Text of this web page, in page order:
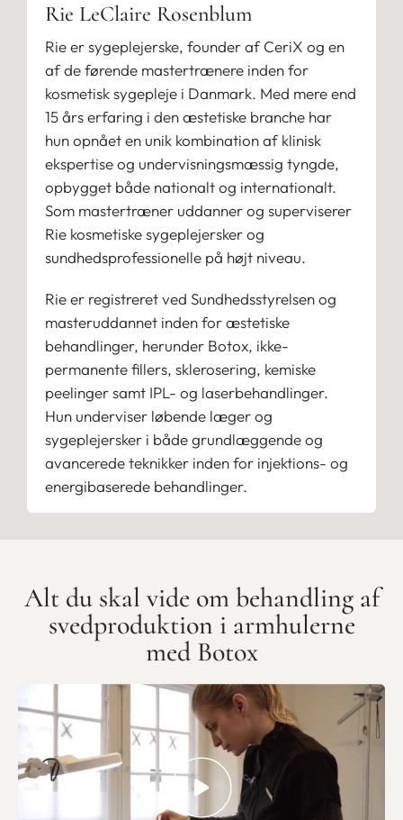
Rie LeClaire Rosenblum
Rie er sygeplejerske, founder af CeriX og en
af de førende mastertrænere inden for
kosmetisk sygepleje i Danmark. Med mere end
15 års erfaring i den æstetiske branche har
hun opnået en unik kombination af klinisk
ekspertise og undervisningsmæssig tyngde,
opbygget både nationalt og internationalt.
Som mastertræner uddanner og superviserer
Rie kosmetiske sygeplejersker og
sundhedsprofessionelle på højt niveau.
Rie er registreret ved Sundhedsstyrelsen og
masteruddannet inden for æstetiske
behandlinger, herunder Botox, ikke-
permanente fillers, sklerosering, kemiske
peelinger samt IPL- og laserbehandlinger.
Hun underviser løbende læger og
sygeplejersker i både grundlæggende og
avancerede teknikker inden for injektions- og
energibaserede behandlinger.
Alt du skal vide om behandling af
svedproduktion i armhulerne
med Botox